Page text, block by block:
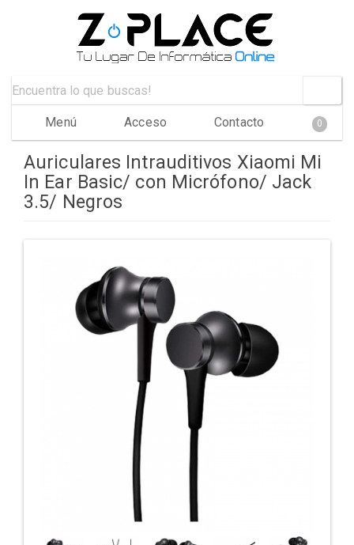
Menú Acceso Contacto 0
Auriculares Intrauditivos Xiaomi Mi
In Ear Basic/ con Micrófono/ Jack
3.5/ Negros